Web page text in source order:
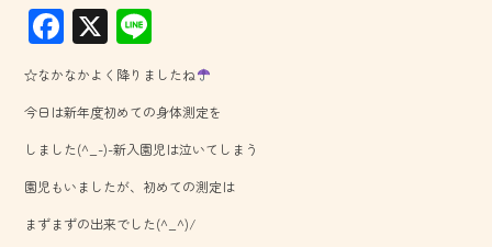
F
ac
e
b
o
ok
X
ne
☆なかなかよく降りましたね
今日は新年度初めての身体測定を
しました(^_-)-新入園児は泣いてしまう
園児もいましたが、初めての測定は
まずまずの出来でした(^_^)/